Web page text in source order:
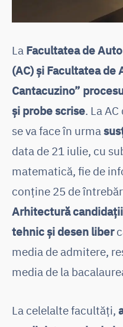
La Facultatea de
(AC) și Facultatea de
Cantacuzino”
și probe scrise. La
se va face în urma
data de 21 iulie, cu
matematică, fie de
conține 25 de
Arhitectură
tehnic și desen liber
media de admitere,
media de la
La celelalte facultăți,